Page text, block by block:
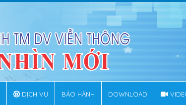
DỊCH VỤ BẢO HÀNH DOWNLOAD